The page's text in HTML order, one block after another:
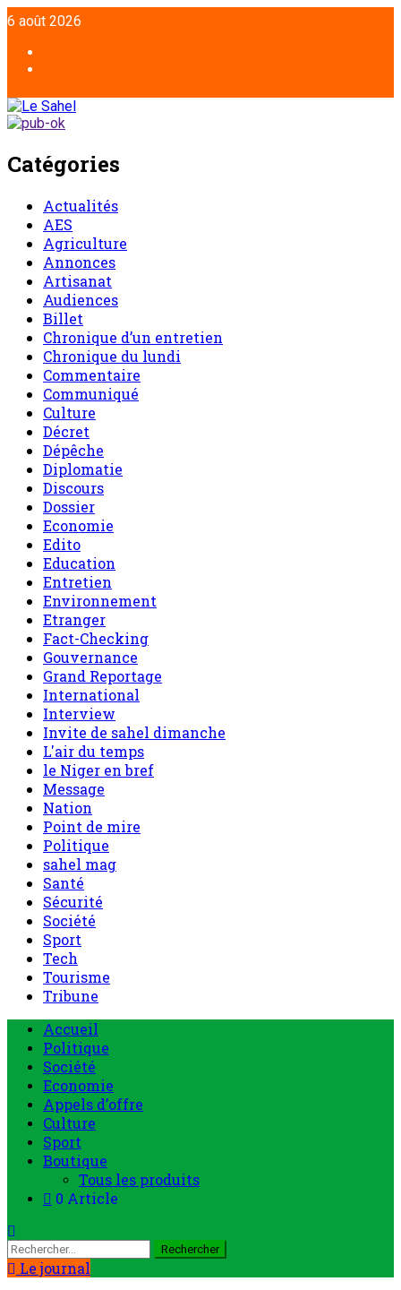
6 août 2026
Catégories
Actualités
AES
Agriculture
Annonces
Artisanat
Audiences
Billet
Chronique d’un entretien
Chronique du lundi
Commentaire
Communiqué
Culture
Décret
Dépêche
Diplomatie
Discours
Dossier
Economie
Edito
Education
Entretien
Environnement
Etranger
Fact-Checking
Gouvernance
Grand Reportage
International
Interview
Invite de sahel dimanche
L'air du temps
le Niger en bref
Message
Nation
Point de mire
Politique
sahel mag
Santé
Sécurité
Société
Sport
Tech
Tourisme
Tribune
Accueil
Politique
Société
Economie
Appels d’offre
Culture
Sport
Boutique
Tous les produits
0 Article
Le journal